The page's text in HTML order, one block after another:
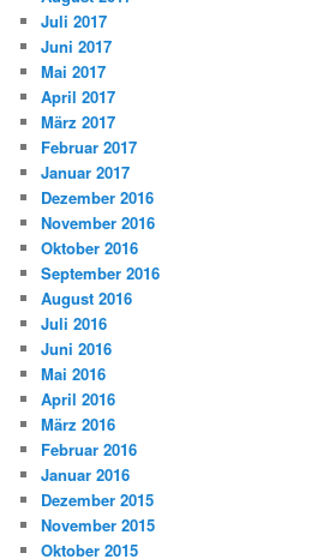
Juli 2017
Juni 2017
Mai 2017
April 2017
März 2017
Februar 2017
Januar 2017
Dezember 2016
November 2016
Oktober 2016
September 2016
August 2016
Juli 2016
Juni 2016
Mai 2016
April 2016
März 2016
Februar 2016
Januar 2016
Dezember 2015
November 2015
Oktober 2015